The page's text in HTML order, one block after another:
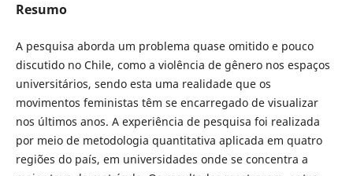
Resumo
A pesquisa aborda um problema quase omitido e pouco
discutido no Chile, como a violência de gênero nos espaços
universitários, sendo esta uma realidade que os
movimentos feministas têm se encarregado de visualizar
nos últimos anos. A experiência de pesquisa foi realizada
por meio de metodologia quantitativa aplicada em quatro
regiões do país, em universidades onde se concentra a